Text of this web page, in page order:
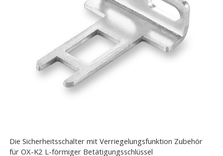
Die Sicherheitsschalter mit Verriegelungsfunktion Zubehör
für OX-K2 L-förmiger Betätigungsschlüssel